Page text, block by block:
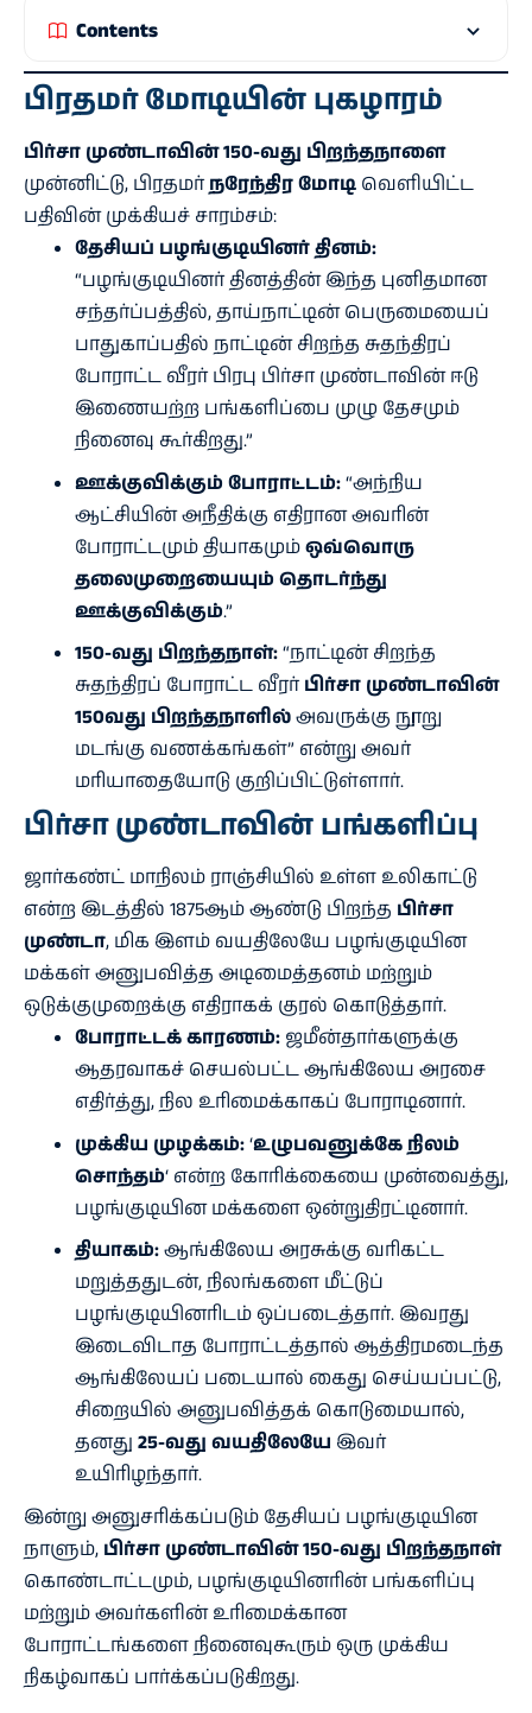
Contents
பிரதமர்மோடியின் புகழாரம்
பிர்சா முண்டாவின் 150-வது பிறந்தநாளை
முன்னிட்டு, பிரதமர்நரேந்திர மோடி வெளியிட்ட
பதிவின் முக்கியச் சாரம்சம்:
தேசியப் பழங்குடியினர் தினம்:
“பழங்குடியினர் தினத்தின் இந்த புனிதமான
சந்தர்ப்பத்தில், தாய்நாட்டின் பெருமையைப்
பாதுகாப்பதில் நாட்டின் சிறந்த சுதந்திரப்
போராட்ட வீரர் பிரபு பிர்சா முண்டாவின் ஈடு
இணையற்ற பங்களிப்பை முழு தேசமும்
நினைவு கூர்கிறது.”
ஊக்குவிக்கும் போராட்டம்:“அந்நிய
ஆட்சியின் அநீதிக்கு எதிரான அவரின்
போராட்டமும் தியாகமும்ஒவ்வொரு
தலைமுறையையும் தொடர்ந்து
ஊக்குவிக்கும்.”
150-வது பிறந்தநாள்:“நாட்டின் சிறந்த
சுதந்திரப் போராட்ட வீரர்பிர்சா முண்டாவின்
150வது பிறந்தநாளில்அவருக்கு நூறு
மடங்கு வணக்கங்கள்” என்று அவர்
மரியாதையோடு குறிப்பிட்டுள்ளார்.
பிர்சா முண்டாவின் பங்களிப்பு
ஜார்கண்ட் மாநிலம் ராஞ்சியில் உள்ள உலிகாட்டு
என்ற இடத்தில் 1875ஆம் ஆண்டு பிறந்த பிர்சா
முண்டா, மிக இளம் வயதிலேயே பழங்குடியின
மக்கள் அனுபவித்த அடிமைத்தனம் மற்றும்
ஒடுக்குமுறைக்கு எதிராகக் குரல் கொடுத்தார்.
போராட்டக் காரணம்:ஜமீன்தார்களுக்கு
ஆதரவாகச் செயல்பட்ட ஆங்கிலேய அரசை
எதிர்த்து, நில உரிமைக்காகப் போராடினார்.
முக்கிய முழக்கம்:‘உழுபவனுக்கே நிலம்
சொந்தம்‘ என்ற கோரிக்கையை முன்வைத்து,
பழங்குடியின மக்களை ஒன்றுதிரட்டினார்.
தியாகம்:ஆங்கிலேய அரசுக்கு வரிகட்ட
மறுத்ததுடன், நிலங்களை மீட்டுப்
பழங்குடியினரிடம் ஒப்படைத்தார். இவரது
இடைவிடாத போராட்டத்தால் ஆத்திரமடைந்த
ஆங்கிலேயப் படையால் கைது செய்யப்பட்டு,
சிறையில் அனுபவித்தக் கொடுமையால்,
தனது 25-வது வயதிலேயே இவர்
உயிரிழந்தார்.
இன்று அனுசரிக்கப்படும் தேசியப் பழங்குடியின
நாளும், பிர்சா முண்டாவின் 150-வது பிறந்தநாள்
கொண்டாட்டமும், பழங்குடியினரின் பங்களிப்பு
மற்றும் அவர்களின் உரிமைக்கான
போராட்டங்களை நினைவுகூரும் ஒரு முக்கிய
நிகழ்வாகப் பார்க்கப்படுகிறது.